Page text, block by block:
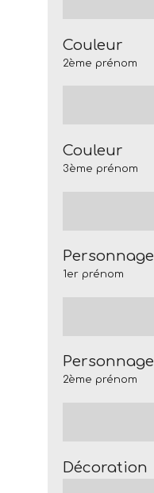
Couleur
2ème prénom
Couleur
3ème prénom
Personnage
1er prénom
Personnage
2ème prénom
Décoration